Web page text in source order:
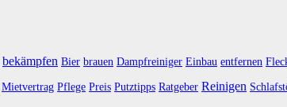
bekämpfen Bier brauen Dampfreiniger Einbau entfernen
Mietvertrag Pflege Preis Putztipps Ratgeber Reinigen